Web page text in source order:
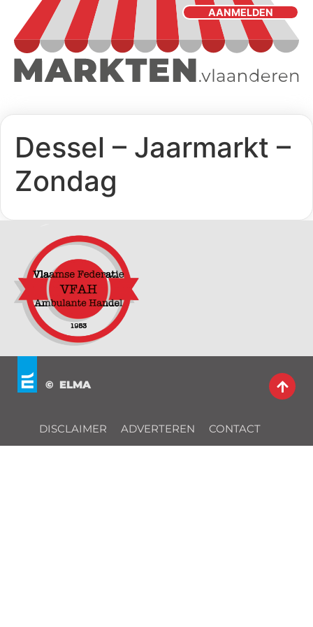
AANMELDEN
Dessel – Jaarmarkt –
Zondag
© ELMA
DISCLAIMER ADVERTEREN CONTACT